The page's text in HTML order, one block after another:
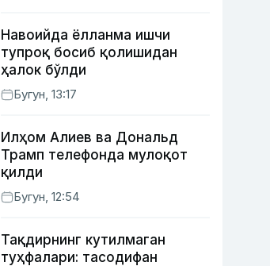
Навоийда ёлланма ишчи
тупроқ босиб қолишидан
ҳалок бўлди
Бугун, 13:17
Илҳом Алиев ва Дональд
Трамп телефонда мулоқот
қилди
Бугун, 12:54
Тақдирнинг кутилмаган
туҳфалари: тасодифан